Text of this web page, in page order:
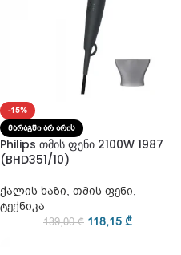
-15%
ᲛᲐᲠᲐᲒᲨᲘ ᲐᲠ ᲐᲠᲘᲡ
Philips თმის ფენი 2100W 1987
(BHD351/10)
ქალის ხაზი, თმის ფენი,
ტექნიკა
139,00₾ 118,15 ₾